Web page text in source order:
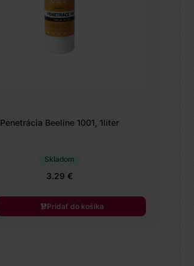
Penetrácia Beeline 1001, 1liter
Skladom
3.29 €
Pridať do košíka